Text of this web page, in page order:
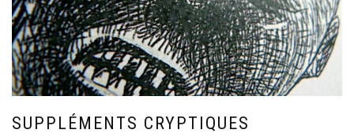
SUPPLÉMENTS CRYPTIQUES